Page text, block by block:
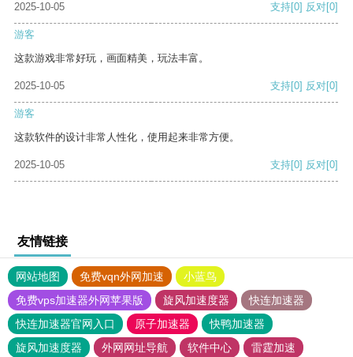
2025-10-05 支持[0] 反对[0]
游客
这款游戏非常好玩，画面精美，玩法丰富。
2025-10-05 支持[0] 反对[0]
游客
这款软件的设计非常人性化，使用起来非常方便。
2025-10-05 支持[0] 反对[0]
友情链接
网站地图 免费vqn外网加速
小蓝鸟
免费vps加速器外网苹果版
旋风加速度器
快连加速器
快连加速器官网入口
原子加速器
快鸭加速器
旋风加速度器
外网网址导航 软件中心 雷霆加速